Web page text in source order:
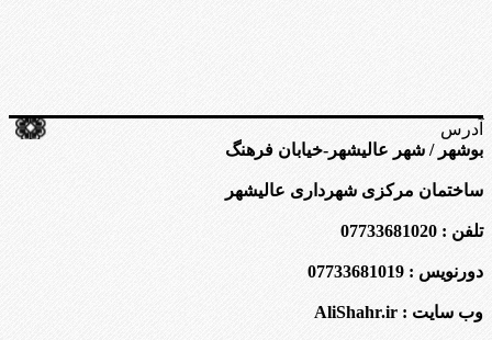
آدرس
بوشهر / شهر عالیشهر-خیابان فرهنگ
ساختمان مرکزی شهرداری عالیشهر
تلفن : 07733681020
دورنویس : 07733681019
وب سایت : AliShahr.ir